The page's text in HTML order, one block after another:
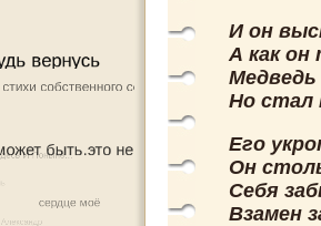
И он
А как
Но стал
Его
Он
Себя
Взамен